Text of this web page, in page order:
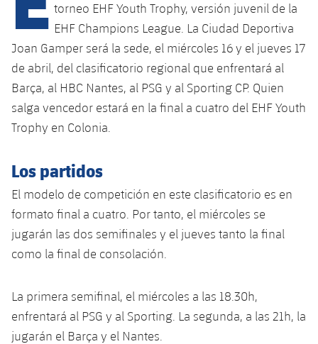
plusicon
más
Instalaciones
Spotify Camp Nou
Estadi Johan Cruyff
Barça Cafe
La Masia
plusicon
más
Servicios Médicos
plusicon
más
Acreditaciones
torneo EHF Youth Trophy, versión juvenil de la
EHF Champions League. La Ciudad Deportiva
Joan Gamper será la sede, el miércoles 16 y el jueves 17
de abril, del clasificatorio regional que enfrentará al
Barça, al HBC Nantes, al PSG y al Sporting CP. Quien
salga vencedor estará en la final a cuatro del EHF Youth
Trophy en Colonia.
Los partidos
El modelo de competición en este clasificatorio es en
formato final a cuatro. Por tanto, el miércoles se
jugarán las dos semifinales y el jueves tanto la final
como la final de consolación.
La primera semifinal, el miércoles a las 18.30h,
enfrentará al PSG y al Sporting. La segunda, a las 21h, la
jugarán el Barça y el Nantes.